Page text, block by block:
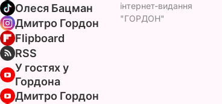
Олеся Бацман
Дмитро Гордон
Flipboard
RSS
У гостях у
Гордона
Дмитро Гордон
інтернет-видання
"ГОРДОН"